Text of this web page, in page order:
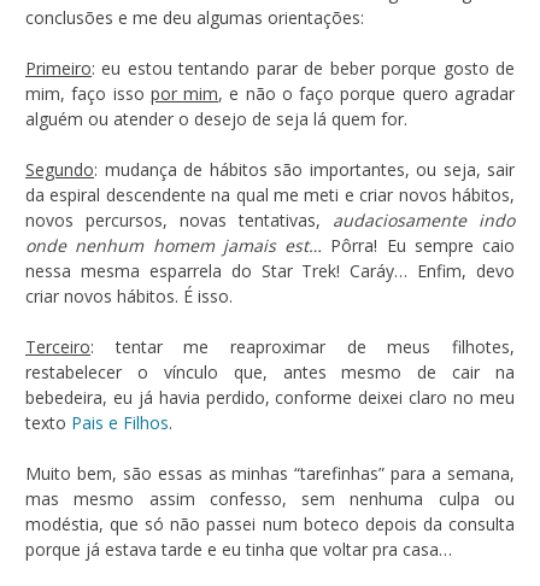
conclusões e me deu algumas orientações:
Primeiro: eu estou tentando parar de beber porque gosto de
mim, faço isso por mim, e não o faço porque quero agradar
alguém ou atender o desejo de seja lá quem for.
Segundo: mudança de hábitos são importantes, ou seja, sair
da espiral descendente na qual me meti e criar novos hábitos,
novos percursos, novas tentativas, audaciosamente indo
onde nenhum homem jamais est… Pôrra! Eu sempre caio
nessa mesma esparrela do Star Trek! Caráy… Enfim, devo
criar novos hábitos. É isso.
Terceiro: tentar me reaproximar de meus filhotes,
restabelecer o vínculo que, antes mesmo de cair na
bebedeira, eu já havia perdido, conforme deixei claro no meu
texto Pais e Filhos.
Muito bem, são essas as minhas “tarefinhas” para a semana,
mas mesmo assim confesso, sem nenhuma culpa ou
modéstia, que só não passei num boteco depois da consulta
porque já estava tarde e eu tinha que voltar pra casa…